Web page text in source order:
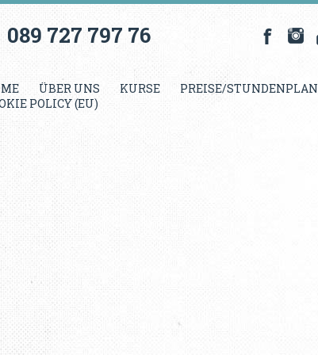
089 727 797 76
ÜBER UNS KURSE PREISE/STUNDENPLAN
POLICY (EU)